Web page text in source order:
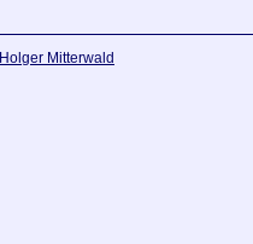
Holger Mitterwald